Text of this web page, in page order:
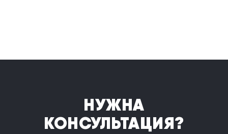
НУЖНА
КОНСУЛЬТАЦИЯ?